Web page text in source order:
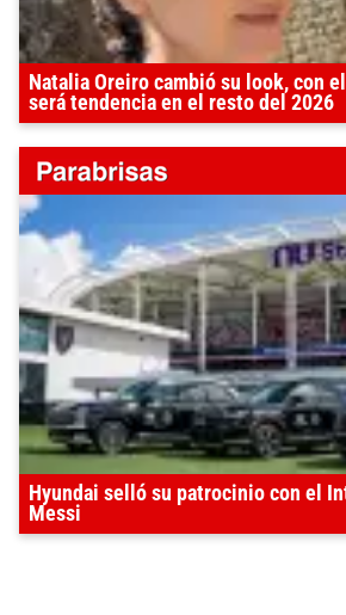
Natalia Oreiro cambió su look, con
será tendencia en el resto del 2026
Hyundai selló su patrocinio con el
Messi